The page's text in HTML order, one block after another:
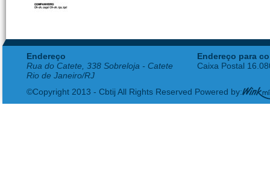
Endereço
Rua do Catete, 338 Sobreloja - Catete
Rio de Janeiro/RJ
Endereço para
Caixa Postal
©Copyright 2013 - Cbtij All Rights Reserved Powered by: